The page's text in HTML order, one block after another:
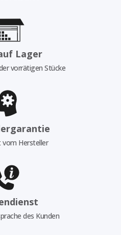
Lager
vorrätigen Stücke
vom Hersteller
des Kunden